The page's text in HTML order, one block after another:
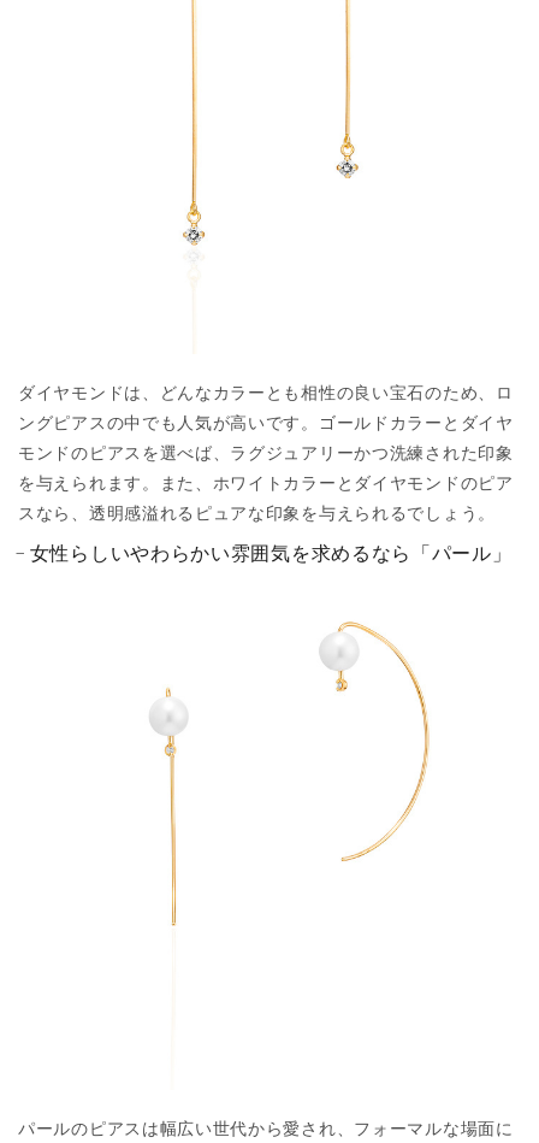
ダイヤモンドは、どんなカラーとも相性の良い宝石のため、ロ
ングピアスの中でも人気が高いです。ゴールドカラーとダイヤ
モンドのピアスを選べば、ラグジュアリーかつ洗練された印象
を与えられます。また、ホワイトカラーとダイヤモンドのピア
スなら、透明感溢れるピュアな印象を与えられるでしょう。
女性らしいやわらかい雰囲気を求めるなら「パール」
パールのピアスは幅広い世代から愛され、フォーマルな場面に